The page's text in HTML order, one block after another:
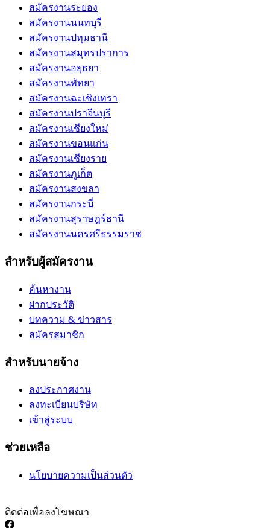
สมัครงานระยอง
สมัครงานนนทบุรี
สมัครงานปทุมธานี
สมัครงานสมุทรปราการ
สมัครงานอยุธยา
สมัครงานพัทยา
สมัครงานฉะเชิงเทรา
สมัครงานปราจีนบุรี
สมัครงานเชียงใหม่
สมัครงานขอนแก่น
สมัครงานเชียงราย
สมัครงานภูเก็ต
สมัครงานสงขลา
สมัครงานกระบี่
สมัครงานสุราษฎร์ธานี
สมัครงานนครศรีธรรมราช
สำหรับผู้สมัครงาน
ค้นหางาน
ฝากประวัติ
บทความ & ข่าวสาร
สมัครสมาชิก
สำหรับนายจ้าง
ลงประกาศงาน
ลงทะเบียนบริษัท
เข้าสู่ระบบ
ช่วยเหลือ
นโยบายความเป็นส่วนตัว
ติดต่อเพื่อลงโฆษณา